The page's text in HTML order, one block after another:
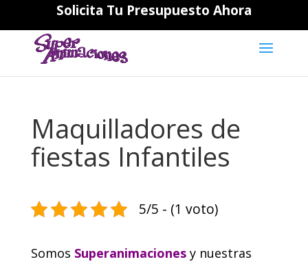
Solicita Tu Presupuesto Ahora
644194202 daniela@superanimaciones.com
Maquilladores de
fiestas Infantiles
5/5 - (1 voto)
Somos Superanimaciones y nuestras